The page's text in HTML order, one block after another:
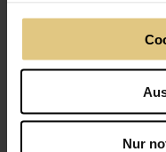
Nur
Möglichkeit, einen
befestigen. Das Rollo oder
Eingriffe in die
gut, wenn du
Badezimmerfenster
dem Fensterrahmen